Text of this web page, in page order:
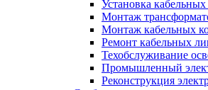
Установка
Монтаж
Монтаж кабельных
Ремонт кабельных
Техобслуживание
Промышленный
Реконструкция